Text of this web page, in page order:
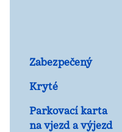
Zabezpečený
Kryté
Parkovací karta
na vjezd a výjezd